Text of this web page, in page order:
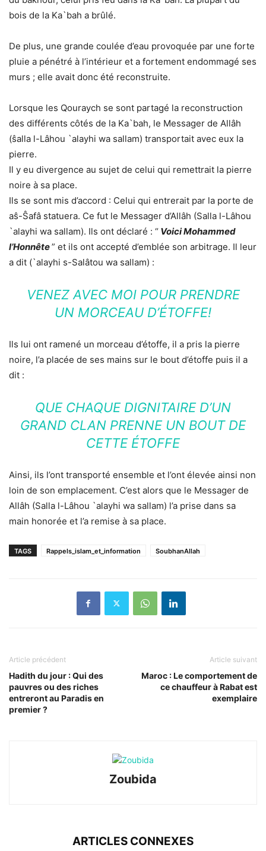
bois de la Ka`bah a brûlé.
De plus, une grande coulée d’eau provoquée par une forte
pluie a pénétré à l’intérieur et a fortement endommagé ses
murs ; elle avait donc été reconstruite.
Lorsque les Qouraych se sont partagé la reconstruction
des différents côtés de la Ka`bah, le Messager de Allâh
(ŝalla l-Lâhou `alayhi wa sallam) transportait avec eux la
pierre.
Il y eu divergence au sujet de celui qui remettrait la pierre
noire à sa place.
Ils se sont mis d’accord : Celui qui entrerait par la porte de
aŝ-Ŝafâ statuera. Ce fut le Messager d’Allâh (Salla l-Lâhou
`alayhi wa sallam). Ils ont déclaré : “ Voici Mohammed
l’Honnête” et ils ont accepté d’emblée son arbitrage. Il leur
a dit (`alayhi s-Salâtou wa sallam) :
VENEZ AVEC MOI POUR PRENDRE
UN MORCEAU D’ÉTOFFE!
Ils lui ont ramené un morceau d’étoffe, il a pris la pierre
noire, l’a placée de ses mains sur le bout d’étoffe puis il a
dit :
QUE CHAQUE DIGNITAIRE D’UN
GRAND CLAN PRENNE UN BOUT DE
CETTE ÉTOFFE
Ainsi, ils l’ont transporté ensemble et l’ont élevée ainsi non
loin de son emplacement. C’est alors que le Messager de
Allâh (Salla l-Lâhou `alayhi wa sallam) l’a prise dans sa
main honorée et l’a remise à sa place.
TAGS Rappels_islam_et_information SoubhanAllah
Article précédent
Hadith du jour : Qui des
pauvres ou des riches
entreront au Paradis en
premier ?
Article suivant
Maroc : Le comportement de
ce chauffeur à Rabat est
exemplaire
Zoubida
ARTICLES CONNEXES